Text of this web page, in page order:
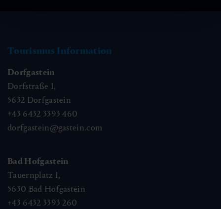
Tourismus Information
Dorfgastein
Dorfstraße 1,
5632 Dorfgastein
+43 6432 3393 460
dorfgastein@gastein.com
Bad Hofgastein
Tauernplatz 1,
5630 Bad Hofgastein
+43 6432 3393 260